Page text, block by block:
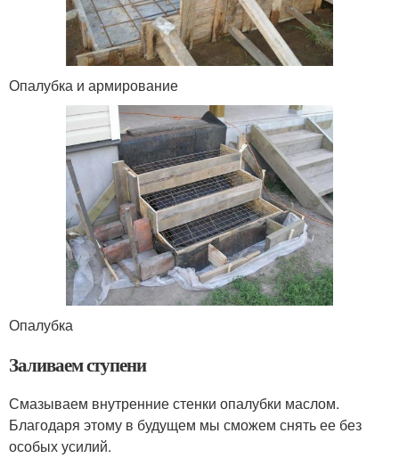
Опалубка и армирование
Опалубка
Заливаем ступени
Смазываем внутренние стенки опалубки маслом.
Благодаря этому в будущем мы сможем снять ее без
особых усилий.